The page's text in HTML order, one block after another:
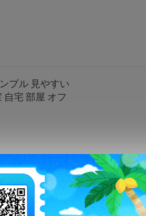
プル 見やすい
宅 部屋 オフ
直径